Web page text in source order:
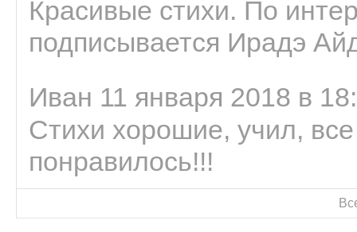
Красивые стихи. По
подписывается Ирадэ
Иван 11 января 2018 в
Стихи хорошие, учил,
понравилось!!!